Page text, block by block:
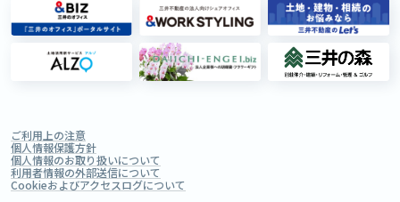
ご利用上の注意
個人情報保護方針
個人情報のお取り扱いについて
利用者情報の外部送信について
Cookieおよびアクセスログについて